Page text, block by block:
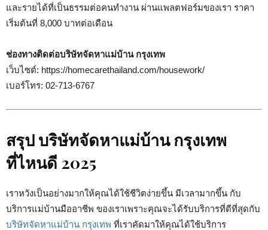
และรายได้ที่เป็นธรรมต่อคนทำงาน ผ่านแพลตฟอร์มของเรา ราคา
เริ่มต้นที่ 8,000 บาทต่อเดือน
ช่องทางติดต่อบริษัทจัดหาแม่บ้าน กรุงเทพ
เว็บไซต์: https://homecarethailand.com/housework/
เบอร์โทร: 02-713-6767
สรุป บริษัทจัดหาแม่บ้าน กรุงเทพ
ที่ไหนดี 2025
เราหวังเป็นอย่างมากให้คุณได้ใช้ชีวิตง่ายขึ้น มีเวลามากขึ้น กับ
บริการแม่บ้านมืออาชีพ ของเราเพราะคุณจะได้รับบริการที่ดีที่สุดกับ
บริษัทจัดหาแม่บ้าน กรุงเทพ ที่เราคัดมาให้คุณได้ใช้บริการ